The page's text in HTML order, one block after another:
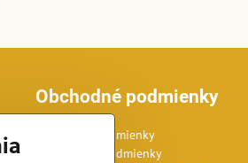
Obchodné podmienky
Obchodné podmienky
Reklamačné podmienky